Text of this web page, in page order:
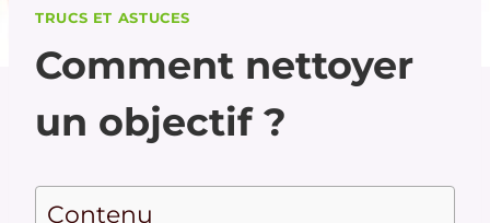
TRUCS ET ASTUCES
Comment nettoyer
un objectif ?
Contenu